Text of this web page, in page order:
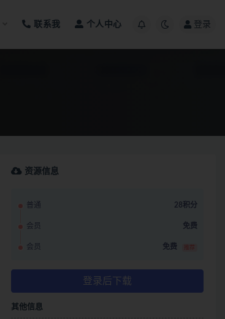
联系我 个人中心 登录
资源信息
普通 28积分
会员 免费
会员 免费 推荐
登录后下载
其他信息